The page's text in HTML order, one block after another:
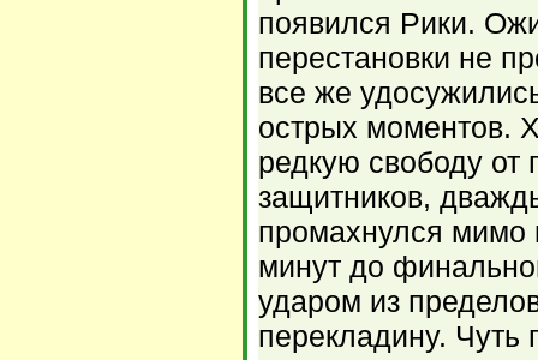
появился Рики.
перестановки не
все же
острых моментов.
редкую свободу от
защитников,
промахнулся мимо
минут до
ударом из
перекладину. Чуть